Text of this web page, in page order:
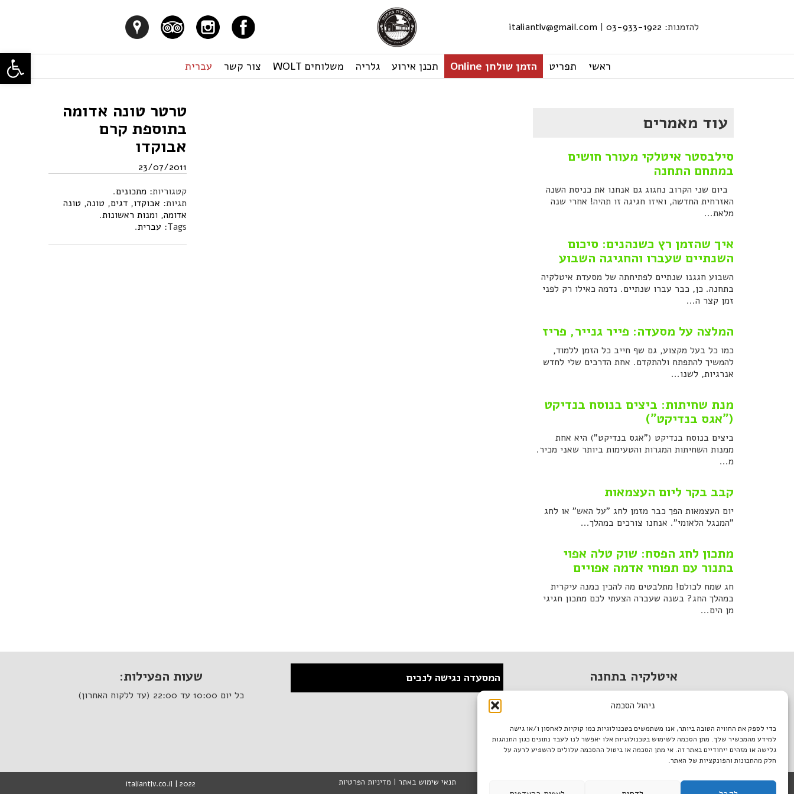
פתח
ניהול הסכמה
כדי לספק את החוויה הטובה ביותר, אנו משתמשים בטכנולוגיות כמו קוקיות לאחסון ו/או גישה
למידע מהמכשיר שלך. מתן הסכמה לשימוש בטכנולוגיות אלו יאפשר לנו לעבד נתונים כגון התנהגות
גלישה או מזהים ייחודיים באתר זה. אי מתן הסכמה או ביטול ההסכמה עלולים להשפיע לרעה על
חלק מהתכונות והפונקציות של האתר.
להזמנות: 03-933-1922
|
italiantlv@gmail.com
ראשי תפריט הזמן שולחן Online תכנן אירוע גלריה משלוחים WOLT צור קשר עברית
טרטר טונה אדומה
בתוספת קרם
אבוקדו
23/07/2011
קטגוריות: מתכונים.
תגיות: אבוקדו, דגים, טונה, טונה
אדומה, ומנות ראשונות.
Tags: עברית.
עוד מאמרים
סילבסטר איטלקי מעורר חושים
במתחם התחנה
ביום שני הקרוב נחגוג גם אנחנו את כניסת השנה
האזרחית החדשה, ואיזו חגיגה זו תהיה! אחרי שנה
מלאת...
איך שהזמן רץ כשנהנים: סיכום
השנתיים שעברו והחגיגה השבוע
השבוע חגגנו שנתיים לפתיחתה של מסעדת איטלקיה
בתחנה. כן, כבר עברו שנתיים. נדמה כאילו רק לפני
זמן קצר ה...
המלצה על מסעדה: פייר גנייר, פריז
כמו כל בעל מקצוע, גם שף חייב כל הזמן ללמוד,
להמשיך להתפתח ולהתקדם. אחת הדרכים שלי לחדש
אנרגיות, לשנו...
מנת שחיתות: ביצים בנוסח בנדיקט
("אגס בנדיקט")
ביצים בנוסח בנדיקט ("אגס בנדיקט") היא אחת
ממנות השחיתות המגרות והטעימות ביותר שאני מכיר.
מ...
קבב בקר ליום העצמאות
יום העצמאות הפך כבר מזמן לחג "על האש" או לחג
"המנגל הלאומי". אנחנו צורכים במהלך...
מתכון לחג הפסח: שוק טלה אפוי
בתנור עם תפוחי אדמה אפויים
חג שמח לכולם! מתלבטים מה להכין כמנה עיקרית
במהלך החג? בשנה שעברה הצעתי לכם מתכון חגיגי
מן הים...
שעות הפעילות:
כל יום 10:00 עד 22:00 (עד ללקוח האחרון)
המסעדה נגישה לנכים איטלקיה בתחנה
italiantlv@gmail.com
דרושים באיטלקיה
italiantlv.co.il | 2022 תנאי שימוש באתר | מדיניות הפרטיות